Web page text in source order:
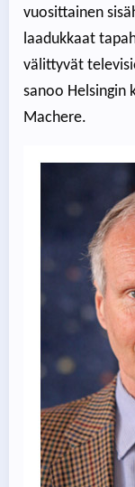
vuosittainen
laadukkaat
välittyvät
sanoo Helsingin
Machere.